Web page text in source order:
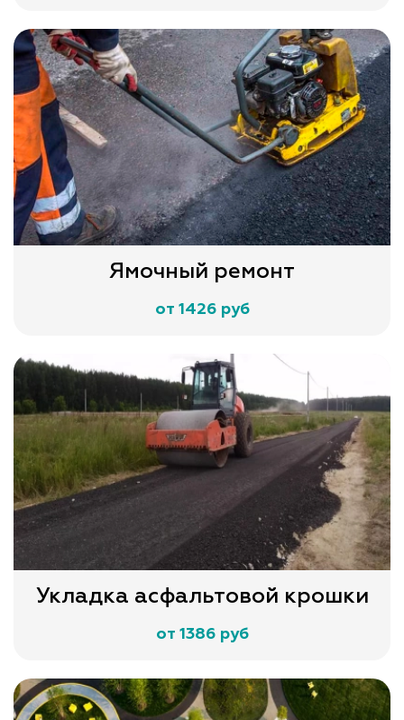
Ямочный ремонт
от 1426 руб
Укладка асфальтовой крошки
от 1386 руб